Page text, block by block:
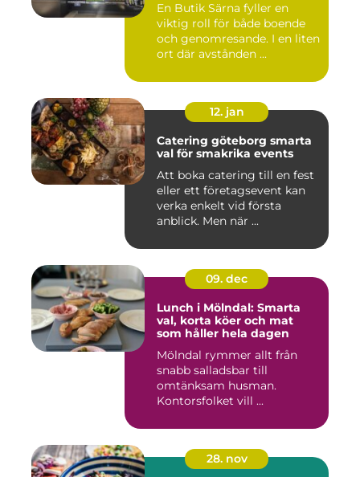
En Butik Särna fyller en
viktig roll för både boende
och genomresande. I en liten
ort där avstånden ...
12. jan
Catering göteborg smarta
val för smakrika events
Att boka catering till en fest
eller ett företagsevent kan
verka enkelt vid första
anblick. Men när ...
09. dec
Lunch i Mölndal: Smarta
val, korta köer och mat
som håller hela dagen
Mölndal rymmer allt från
snabb salladsbar till
omtänksam husman.
Kontorsfolket vill ...
28. nov